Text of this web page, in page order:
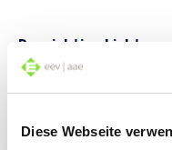
Diese Webseite
Das richtige Licht
Mit neuen
fortschreitenden
Doch wo anfangen?